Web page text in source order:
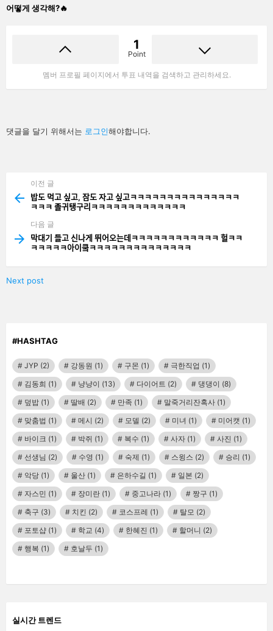
어떻게 생각해?🔥
1
Point
멤버 프로필 페이지에서 투표 내역을 검색하고 관리하세요.
답
글
댓글을 달기 위해서는 로그인해야합니다.
more
이전 글
밥도 먹고 싶고, 잠도 자고 싶고ㅋㅋㅋㅋㅋㅋㅋㅋㅋㅋㅋㅋㅋㅋㅋ
ㅋㅋㅋ 졸귀탱구리ㅋㅋㅋㅋㅋㅋㅋㅋㅋㅋㅋㅋㅋ
다음 글
막대기 들고 신나게 뛰어오는데ㅋㅋㅋㅋㅋㅋㅋㅋㅋㅋㅋㅋ 헐ㅋㅋ
ㅋㅋㅋㅋㅋ아이쿸ㅋㅋㅋㅋㅋㅋㅋㅋㅋㅋㅋㅋㅋㅋ
Next post
#HASHTAG
JYP (2) 강동원 (1) 구몬 (1) 극한직업 (1)
김동희 (1) 냥냥이 (13) 다이어트 (2) 댕댕이 (8)
덮밥 (1) 딸배 (2) 만족 (1) 말죽거리잔혹사 (1)
맞춤법 (1) 메시 (2) 모델 (2) 미녀 (1) 미어캣 (1)
바이크 (1) 박쥐 (1) 복수 (1) 사자 (1) 사진 (1)
선생님 (2) 수영 (1) 숙제 (1) 스윙스 (2) 승리 (1)
악당 (1) 울산 (1) 은하수길 (1) 일본 (2)
자스민 (1) 장미란 (1) 중고나라 (1) 짱구 (1)
축구 (3) 치킨 (2) 코스프레 (1) 탈모 (2)
포토샵 (1) 학교 (4) 한혜진 (1) 할머니 (2)
행복 (1) 호날두 (1)
실시간 트렌드